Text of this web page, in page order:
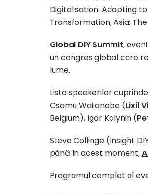
Digitalisation: Adapting
Transformation, Asia:
Global DIY Summit,
un congres global care
lume.
Lista speakerilor
Osamu Watanabe (Lixil
Belgium), Igor Kolynin (
Steve Collinge (Insight
până în acest moment,
Programul complet al